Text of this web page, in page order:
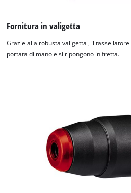
Fornitura in valigetta
Grazie alla robusta valigetta , il
portata di mano e si ripongono in fretta.